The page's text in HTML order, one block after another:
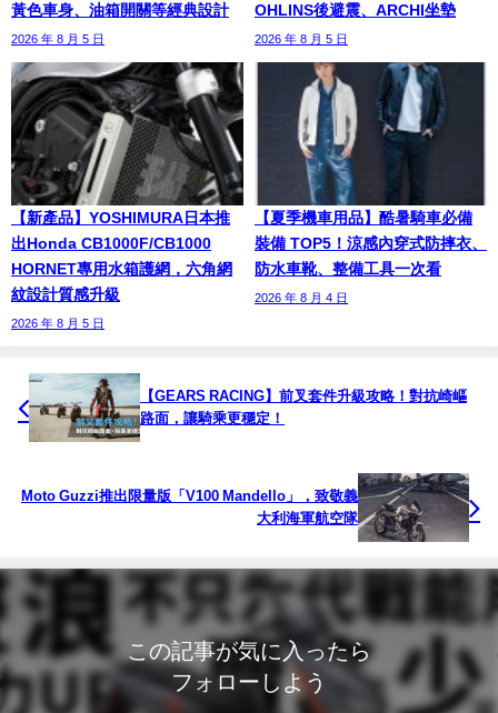
黃色車身、油箱開關等經典設計
2026 年 8 月 5 日
OHLINS後避震、ARCHI坐墊
2026 年 8 月 5 日
【新產品】YOSHIMURA日本推
出Honda CB1000F/CB1000
HORNET專用水箱護網，六角網
紋設計質感升級
2026 年 8 月 5 日
【夏季機車用品】酷暑騎車必備
裝備 TOP5！涼感內穿式防摔衣、
防水車靴、整備工具一次看
2026 年 8 月 4 日
【GEARS RACING】前叉套件升級攻略！對抗崎嶇
路面，讓騎乘更穩定！
Moto Guzzi推出限量版「V100 Mandello」，致敬義
大利海軍航空隊
この記事が気に入ったら
フォローしよう